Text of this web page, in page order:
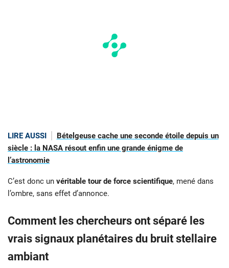
LIRE AUSSI
Bételgeuse cache une seconde étoile depuis un
siècle : la NASA résout enfin une grande énigme de
l’astronomie
C’est donc un véritable tour de force scientifique, mené dans
l’ombre, sans effet d’annonce.
Comment les chercheurs ont séparé les
vrais signaux planétaires du bruit stellaire
ambiant